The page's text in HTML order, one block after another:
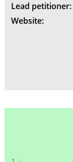
Lead petitioner:
Website: